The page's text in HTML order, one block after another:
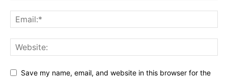
Save my name, email, and website in this browser for the